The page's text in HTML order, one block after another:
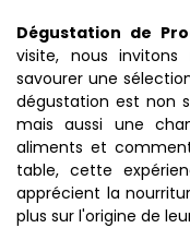
Dégustation de
visite, nous
savourer une
dégustation est non
mais aussi une
aliments et
table, cette
apprécient la
plus sur l'origine de